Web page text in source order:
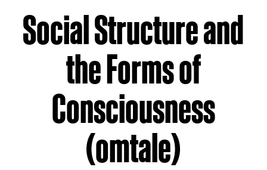
Social Structure and
the Forms of
Consciousness
(omtale)